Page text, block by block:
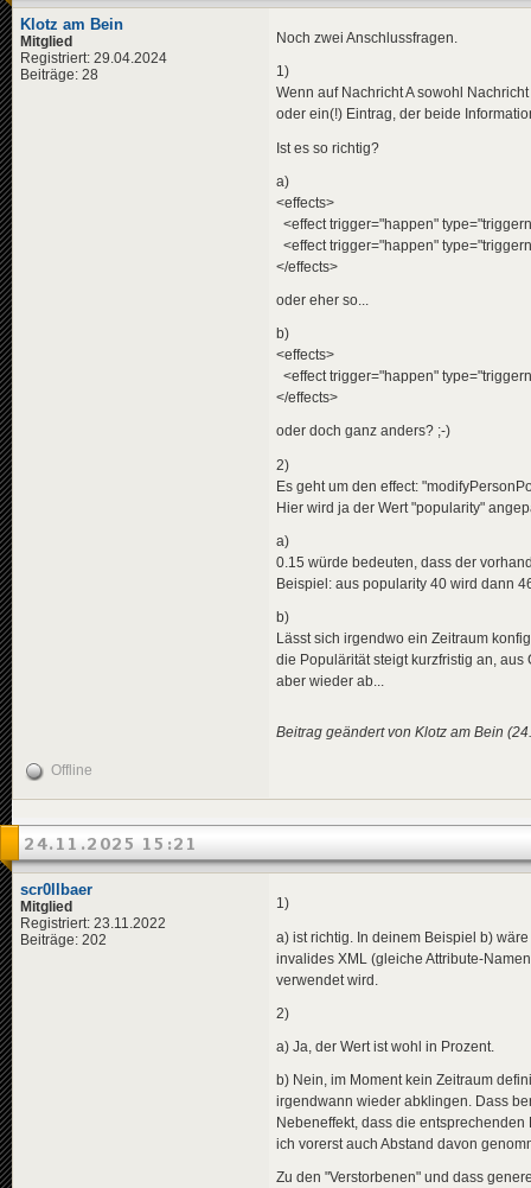
Klotz am Bein
Mitglied
Registriert: 29.04.2024
Beiträge: 28
Noch zwei Anschlussfragen.
1)
Wenn auf Nachricht A sowohl
oder ein(!) Eintrag, der beide
Ist es so richtig?
a)
<effects>
<effect trigger="happen"
<effect trigger="happen"
</effects>
oder eher so...
b)
<effects>
<effect trigger="happen"
</effects>
oder doch ganz anders? ;-)
2)
Es geht um den effect:
Hier wird ja der Wert "popularity"
a)
0.15 würde bedeuten, dass der
Beispiel: aus popularity 40 wird dann
b)
Lässt sich irgendwo ein Zeitraum
die Populärität steigt kurzfristig an,
aber wieder ab...
Beitrag geändert von Klotz am Bein
Offline
24.11.2025 15:21
scr0llbaer
Mitglied
Registriert: 23.11.2022
Beiträge: 202
1)
a) ist richtig. In deinem Beispiel b) wäre
invalides XML (gleiche Attribute-
verwendet wird.
2)
a) Ja, der Wert ist wohl in Prozent.
b) Nein, im Moment kein Zeitraum
irgendwann wieder abklingen. Dass
Nebeneffekt, dass die
ich vorerst auch Abstand davon
Zu den "Verstorbenen" und dass